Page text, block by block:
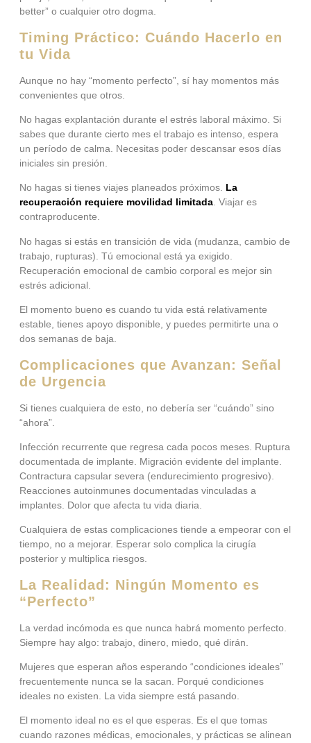
better” o cualquier otro dogma.
Timing Práctico: Cuándo Hacerlo en
tu Vida
Aunque no hay “momento perfecto”, sí hay momentos más
convenientes que otros.
No hagas explantación durante el estrés laboral máximo. Si
sabes que durante cierto mes el trabajo es intenso, espera
un período de calma. Necesitas poder descansar esos días
iniciales sin presión.
No hagas si tienes viajes planeados próximos. La
recuperación requiere movilidad limitada. Viajar es
contraproducente.
No hagas si estás en transición de vida (mudanza, cambio de
trabajo, rupturas). Tú emocional está ya exigido.
Recuperación emocional de cambio corporal es mejor sin
estrés adicional.
El momento bueno es cuando tu vida está relativamente
estable, tienes apoyo disponible, y puedes permitirte una o
dos semanas de baja.
Complicaciones que Avanzan: Señal
de Urgencia
Si tienes cualquiera de esto, no debería ser “cuándo” sino
“ahora”.
Infección recurrente que regresa cada pocos meses. Ruptura
documentada de implante. Migración evidente del implante.
Contractura capsular severa (endurecimiento progresivo).
Reacciones autoinmunes documentadas vinculadas a
implantes. Dolor que afecta tu vida diaria.
Cualquiera de estas complicaciones tiende a empeorar con el
tiempo, no a mejorar. Esperar solo complica la cirugía
posterior y multiplica riesgos.
La Realidad: Ningún Momento es
“Perfecto”
La verdad incómoda es que nunca habrá momento perfecto.
Siempre hay algo: trabajo, dinero, miedo, qué dirán.
Mujeres que esperan años esperando “condiciones ideales”
frecuentemente nunca se la sacan. Porqué condiciones
ideales no existen. La vida siempre está pasando.
El momento ideal no es el que esperas. Es el que tomas
cuando razones médicas, emocionales, y prácticas se alinean